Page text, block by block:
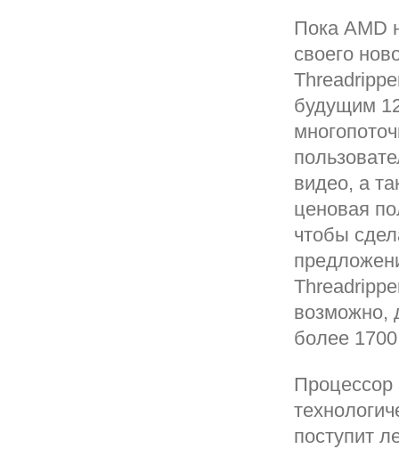
Пока AMD
своего
будущим
видео, а
ценовая
чтобы
возможно,
более
Процессор
поступит